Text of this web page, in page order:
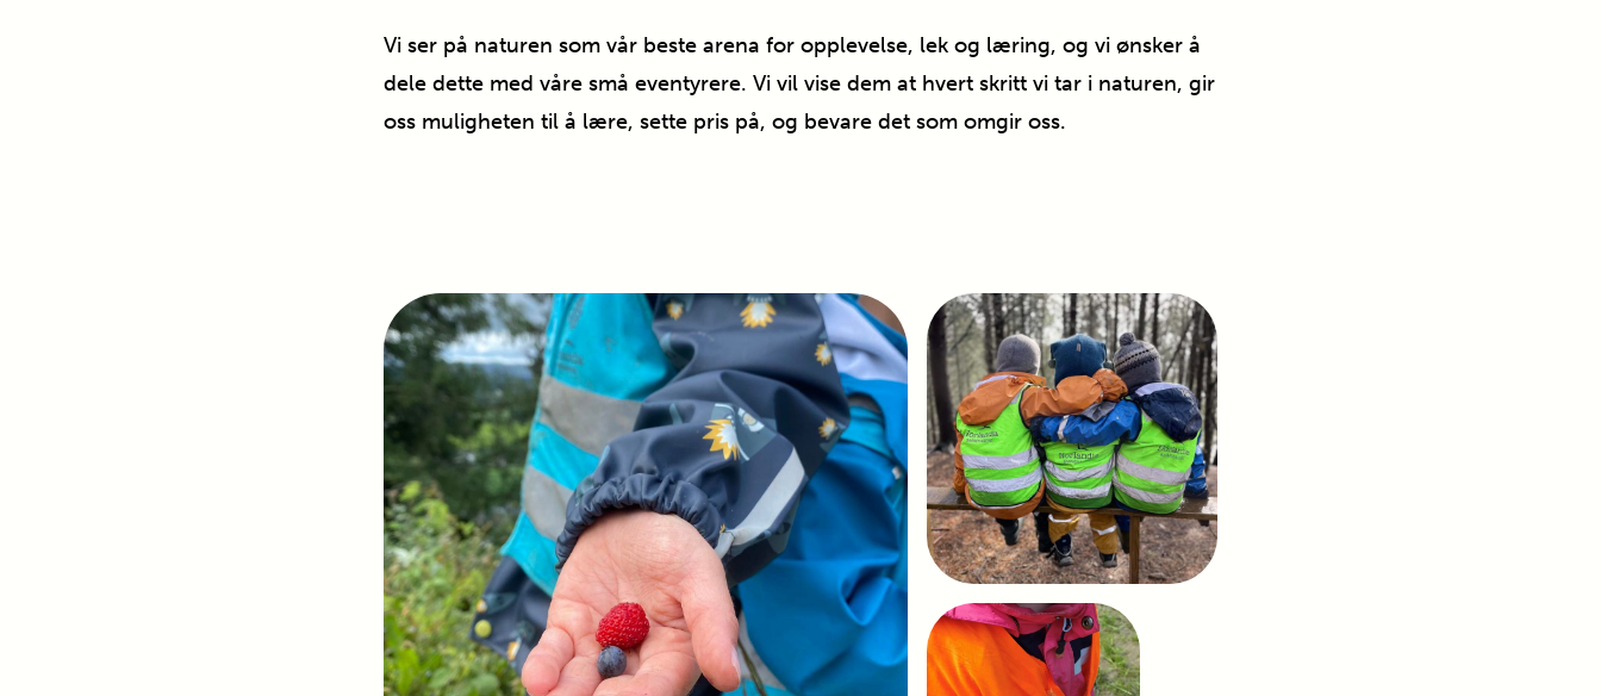
Vi ser på naturen som vår beste arena for opplevelse, lek og læring, og vi ønsker å
dele dette med våre små eventyrere. Vi vil vise dem at hvert skritt vi tar i naturen, gir
oss muligheten til å lære, sette pris på, og bevare det som omgir oss.